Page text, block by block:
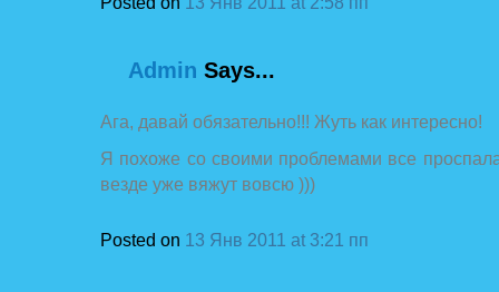
Admin Says...
Ага, давай обязательно!!! Жуть как интересно!
Я похоже со своими проблемами все
везде уже вяжут вовсю )))
Posted on 13 Янв 2011 at 3:21 пп